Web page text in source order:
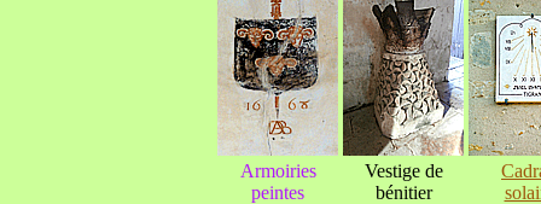
Armoiries
peintes
Vestige de
bénitier